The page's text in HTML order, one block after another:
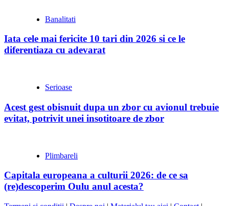
Banalitati
Iata cele mai fericite 10 tari din 2026 si ce le
diferentiaza cu adevarat
Serioase
Acest gest obisnuit dupa un zbor cu avionul trebuie
evitat, potrivit unei insotitoare de zbor
Plimbareli
Capitala europeana a culturii 2026: de ce sa
(re)descoperim Oulu anul acesta?